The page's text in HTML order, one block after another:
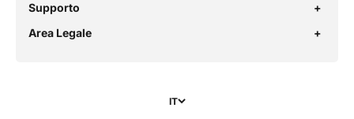
Supporto
Area Legale
IT